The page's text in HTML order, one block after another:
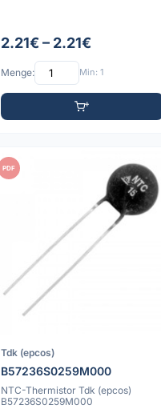
2.21€ – 2.21€
Menge: Min: 1
PDF
Tdk (epcos)
B57236S0259M000
NTC-Thermistor Tdk (epcos)
B57236S0259M000